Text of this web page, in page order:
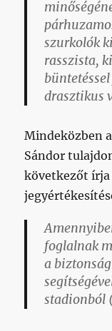
szurkolók
rasszista,
drasztikus
Mindeközben
Sándor
következőt írja
foglalnak
a
stadionból